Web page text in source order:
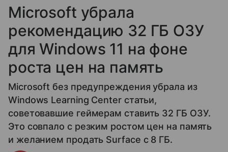
Microsoft убрала
рекомендацию 32 ГБ ОЗУ
для Windows 11 на фоне
роста цен на память
Microsoft без предупреждения убрала из
Windows Learning Center статьи,
советовавшие геймерам ставить 32 ГБ ОЗУ.
Это совпало с резким ростом цен на память
и желанием продать Surface с 8 ГБ.